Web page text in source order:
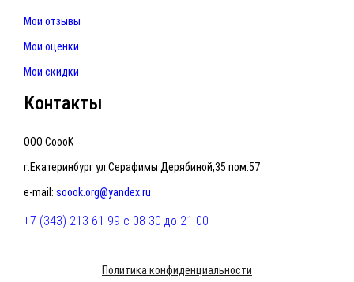
Мои отзывы
Мои оценки
Мои скидки
Контакты
ООО CoooK
г.Екатеринбург ул.Серафимы Дерябиной,35 пом.57
e-mail: soook.org@yandex.ru
+7 (343) 213-61-99 с 08-30 до 21-00
Политика конфиденциальности